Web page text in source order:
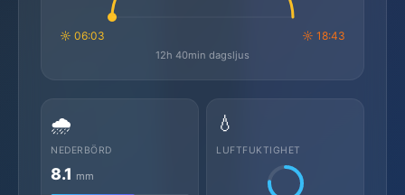
☼ 06:03 ☼ 18:43
12h 40min dagsljus
🌧️
NEDERBÖRD
8.1 mm
💧
LUFTFUKTIGHET